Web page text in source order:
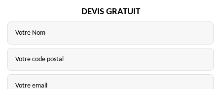
DEVIS GRATUIT